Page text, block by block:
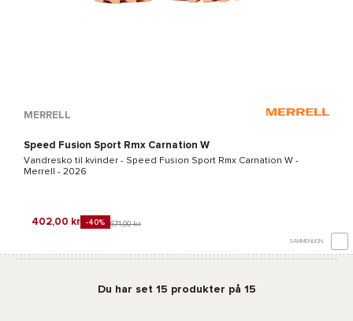
MERRELL
Speed Fusion Sport Rmx Carnation W
Vandresko til kvinder - Speed Fusion Sport Rmx Carnation W -
Merrell
- 2026
402,00 kr -40% 671,00 kr
SAMMENLIGN
Du har set 15 produkter på 15